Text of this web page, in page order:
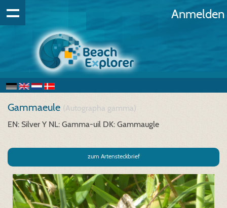
Anmelden
Gammaeule (Autographa gamma)
EN: Silver Y NL: Gamma-uil DK: Gammaugle
zum Artensteckbrief